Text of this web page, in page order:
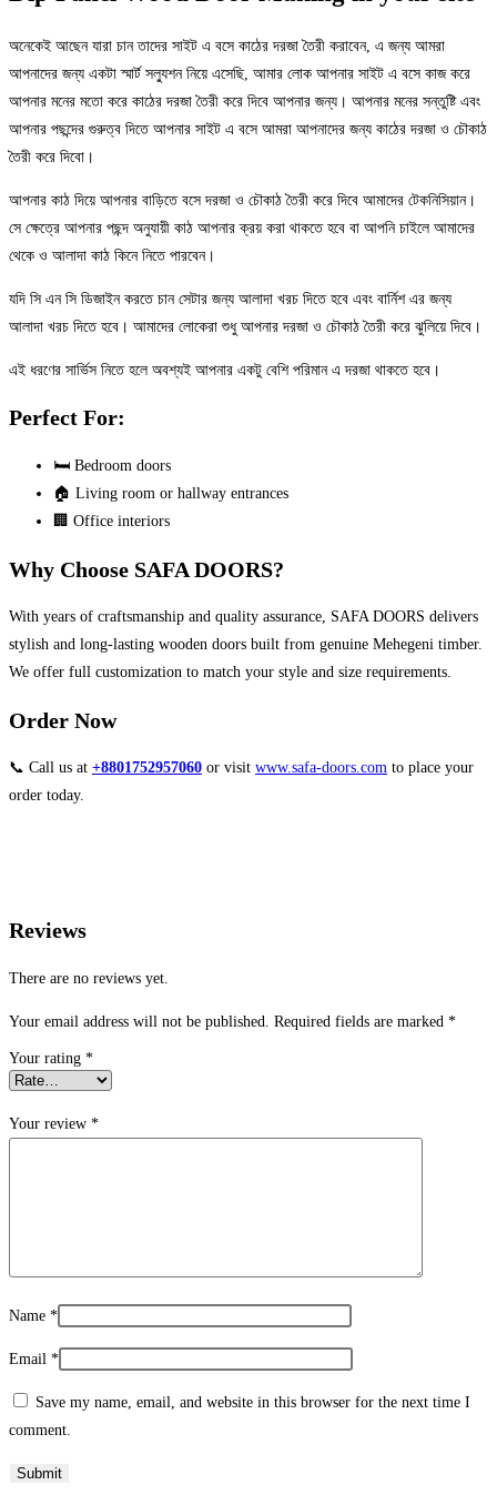
অনেকেই আছেন যারা চান তাদের সাইট এ বসে কাঠের দরজা তৈরী করাবেন, এ জন্য আমরা
আপনাদের জন্য একটা স্মার্ট সল্যুশন নিয়ে এসেছি, আমার লোক আপনার সাইট এ বসে কাজ করে
আপনার মনের মতো করে কাঠের দরজা তৈরী করে দিবে আপনার জন্য। আপনার মনের সন্তুষ্টি এবং
আপনার পছন্দের গুরুত্ব দিতে আপনার সাইট এ বসে আমরা আপনাদের জন্য কাঠের দরজা ও চৌকাঠ
তৈরী করে দিবো।
আপনার কাঠ দিয়ে আপনার বাড়িতে বসে দরজা ও চৌকাঠ তৈরী করে দিবে আমাদের টেকনিসিয়ান।
সে ক্ষেত্রে আপনার পছন্দ অনুযায়ী কাঠ আপনার ক্রয় করা থাকতে হবে বা আপনি চাইলে আমাদের
থেকে ও আলাদা কাঠ কিনে নিতে পারবেন।
যদি সি এন সি ডিজাইন করতে চান সেটার জন্য আলাদা খরচ দিতে হবে এবং বার্নিশ এর জন্য
আলাদা খরচ দিতে হবে। আমাদের লোকেরা শুধু আপনার দরজা ও চৌকাঠ তৈরী করে ঝুলিয়ে দিবে।
এই ধরণের সার্ভিস নিতে হলে অবশ্যই আপনার একটু বেশি পরিমান এ দরজা থাকতে হবে।
Perfect For:
🛏️ Bedroom doors
🏠 Living room or hallway entrances
🏢 Office interiors
Why Choose SAFA DOORS?
With years of craftsmanship and quality assurance, SAFA DOORS delivers
stylish and long-lasting wooden doors built from genuine Mehegeni timber.
We offer full customization to match your style and size requirements.
Order Now
📞 Call us at +8801752957060 or visit www.safa-doors.com to place your
order today.
Reviews
There are no reviews yet.
Your email address will not be published. Required fields are marked *
Your rating *
Your review *
Name *
Email *
Save my name, email, and website in this browser for the next time I
comment.